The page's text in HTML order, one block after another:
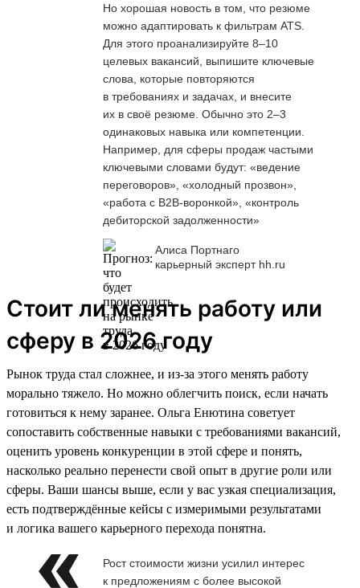
Но хорошая новость в том, что резюме
можно адаптировать к фильтрам ATS.
Для этого проанализируйте 8–10
целевых вакансий, выпишите ключевые
слова, которые повторяются
в требованиях и задачах, и внесите
их в своё резюме. Обычно это 2–3
одинаковых навыка или компетенции.
Например, для сферы продаж частыми
ключевыми словами будут: «ведение
переговоров», «холодный прозвон»,
«работа с B2B-воронкой», «контроль
дебиторской задолженности»
Алиса Портнаго
карьерный эксперт hh.ru
Стоит ли менять работу или
сферу в 2026 году
Рынок труда стал сложнее, и из-за этого менять работу
морально тяжело. Но можно облегчить поиск, если начать
готовиться к нему заранее. Ольга Енютина советует
сопоставить собственные навыки с требованиями вакансий,
оценить уровень конкуренции в этой сфере и понять,
насколько реально перенести свой опыт в другие роли или
сферы. Ваши шансы выше, если у вас узкая специализация,
есть подтверждённые кейсы с измеримыми результатами
и логика вашего карьерного перехода понятна.
Рост стоимости жизни усилил интерес
к предложениям с более высокой